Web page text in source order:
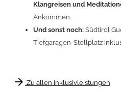
Klangreisen und
Ankommen.
Und sonst noch: Südtirol
Tiefgaragen-Stellplatz
arrow_forward Zu allen Inklusivleistungen